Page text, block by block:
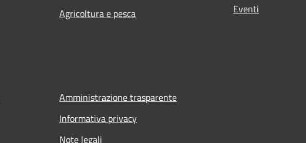
Agricoltura e pesca
Eventi
Amministrazione trasparente
Informativa privacy
Note legali